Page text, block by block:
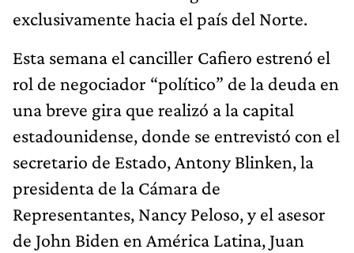
exclusivamente hacia el país del Norte.
Esta semana el canciller Cafiero estrenó el
rol de negociador “político” de la deuda en
una breve gira que realizó a la capital
estadounidense, donde se entrevistó con el
secretario de Estado, Antony Blinken, la
presidenta de la Cámara de
Representantes, Nancy Peloso, y el asesor
de John Biden en América Latina, Juan